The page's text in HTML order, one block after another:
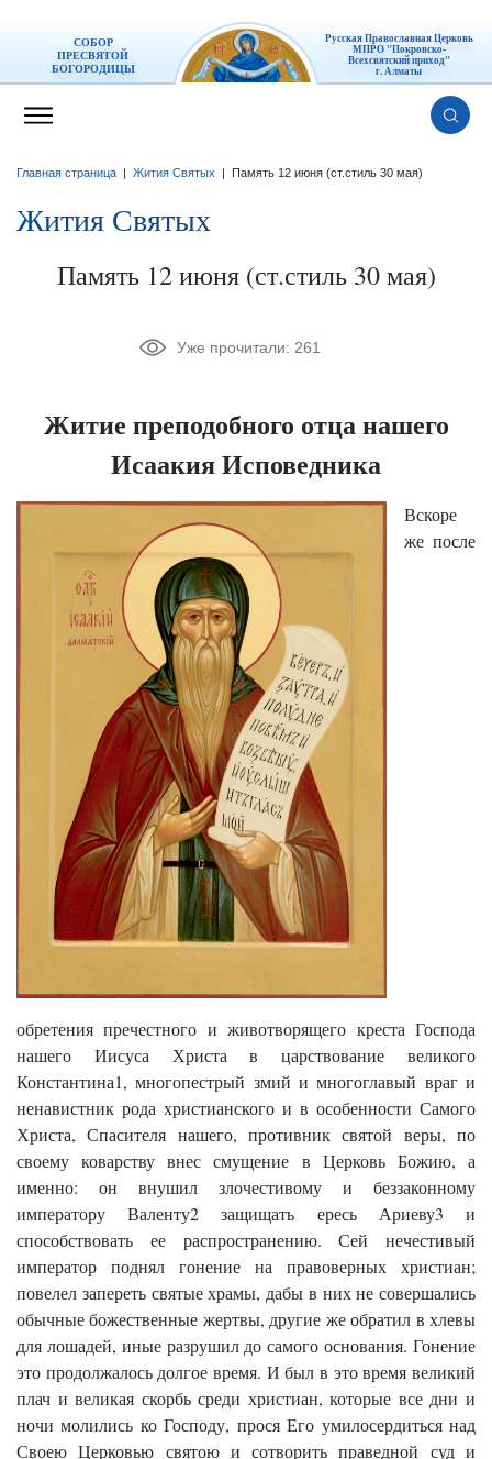
СОБОР
ПРЕСВЯТОЙ
БОГОРОДИЦЫ
Русская Православная Церковь
МПРО "Покровско-
Всехсвятский приход"
г. Алматы
Главная страница Жития Святых Память 12 июня (ст.стиль 30 мая)
Жития Святых
Память 12 июня (ст.стиль 30 мая)
Уже прочитали: 261
Житие преподобного отца нашего
Исаакия Исповедника
Вскоре
же после
обретения пречестного и животворящего креста Господа
нашего Иисуса Христа в царствование великого
Константина1, многопестрый змий и многоглавый враг и
ненавистник рода христианского и в особенности Самого
Христа, Спасителя нашего, противник святой веры, по
своему коварству внес смущение в Церковь Божию, а
именно: он внушил злочестивому и беззаконному
императору Валенту2 защищать ересь Ариеву3 и
способствовать ее распространению. Сей нечестивый
император поднял гонение на правоверных христиан;
повелел запереть святые храмы, дабы в них не совершались
обычные божественные жертвы, другие же обратил в хлевы
для лошадей, иные разрушил до самого основания. Гонение
это продолжалось долгое время. И был в это время великий
плач и великая скорбь среди христиан, которые все дни и
ночи молились ко Господу, прося Его умилосердиться над
Своею Церковью святою и сотворить праведной суд и